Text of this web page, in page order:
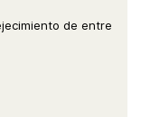
de entre